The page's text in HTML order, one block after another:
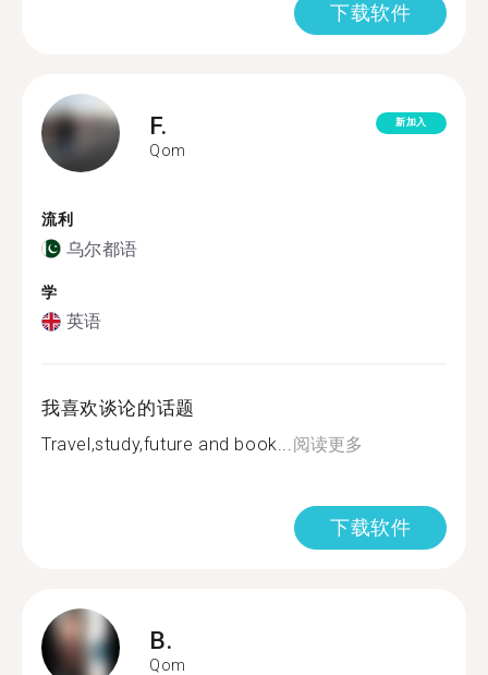
下载软件
F.
Qom
新加入
流利
乌尔都语
学
英语
我喜欢谈论的话题
Travel,study,future and book...阅读更多
下载软件
B.
Qom